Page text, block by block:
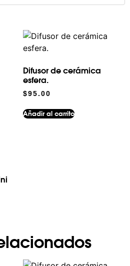
Difusor de cerámica
esfera.
$95.00
Añadir al carrito